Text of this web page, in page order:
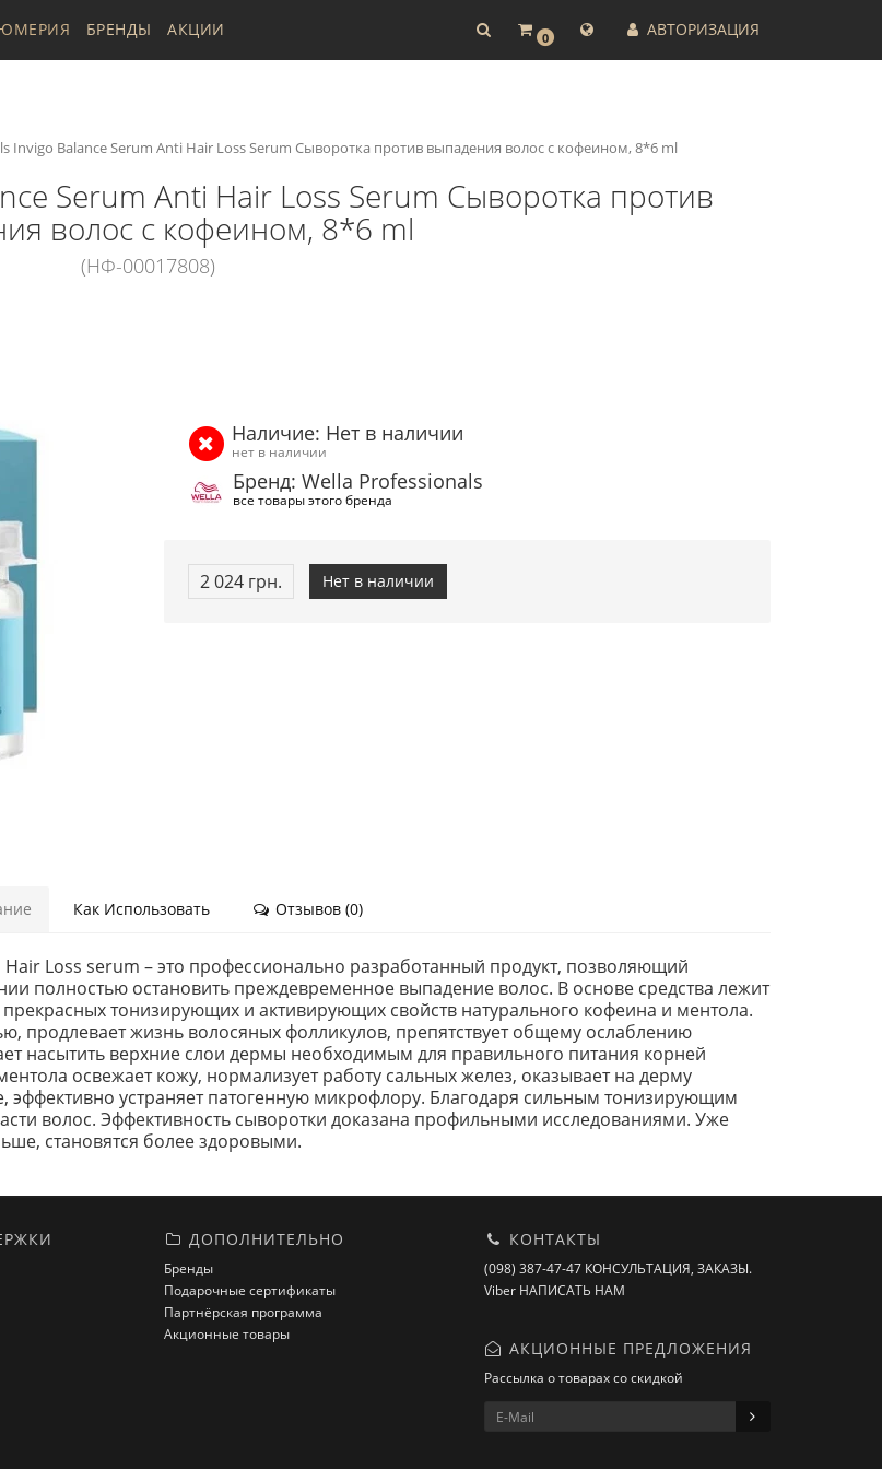
0 АВТОРИЗАЦИЯ
БРЕНДЫ АКЦИИ
Invigo Balance Serum Anti Hair Loss Serum Сыворотка против выпадения волос с кофеином, 8*6 ml
Serum Anti Hair Loss Serum Сыворотка против
волос с кофеином, 8*6 ml
(НФ-00017808)
Наличие: Нет в наличии
нет в наличии
Бренд: Wella Professionals
все товары этого бренда
2 024 грн. Нет в наличии
Как Использовать Отзывов (0)
Loss serum – это профессионально разработанный продукт, позволяющий
полностью остановить преждевременное выпадение волос. В основе средства лежит
тонизирующих и активирующих свойств натурального кофеина и ментола.
продлевает жизнь волосяных фолликулов, препятствует общему ослаблению
насытить верхние слои дермы необходимым для правильного питания корней
освежает кожу, нормализует работу сальных желез, оказывает на дерму
эффективно устраняет патогенную микрофлору. Благодаря сильным тонизирующим
волос. Эффективность сыворотки доказана профильными исследованиями. Уже
становятся более здоровыми.
ДОПОЛНИТЕЛЬНО
Бренды
Подарочные сертификаты
Партнёрская программа
Акционные товары
КОНТАКТЫ
(098) 387-47-47 КОНСУЛЬТАЦИЯ, ЗАКАЗЫ.
Viber НАПИСАТЬ НАМ
АКЦИОННЫЕ ПРЕДЛОЖЕНИЯ
Рассылка о товарах со скидкой